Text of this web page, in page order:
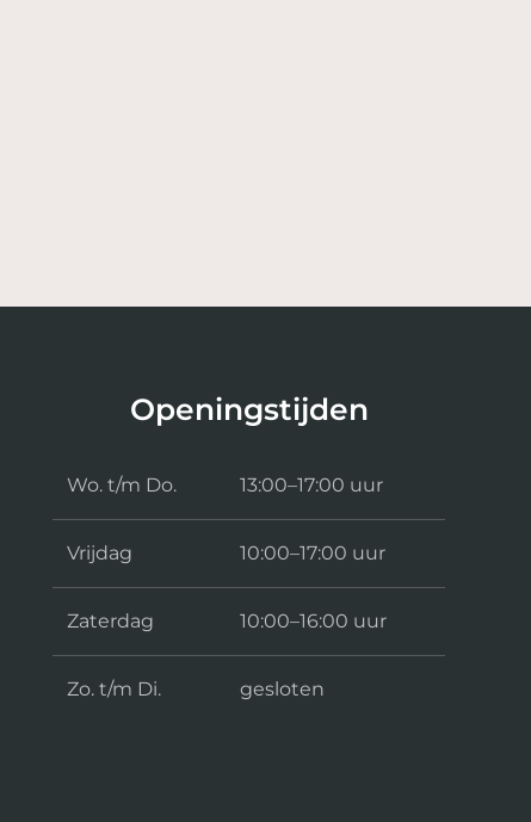
Openingstijden
Wo. t/m Do. 13:00–17:00 uur
Vrijdag 10:00–17:00 uur
Zaterdag 10:00–16:00 uur
Zo. t/m Di. gesloten